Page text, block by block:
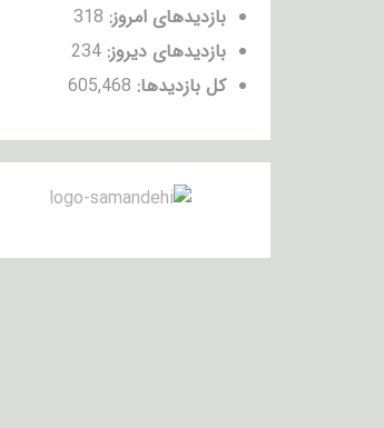
بازدیدهای امروز: 318
بازدیدهای دیروز: 234
کل بازدیدها: 605,468